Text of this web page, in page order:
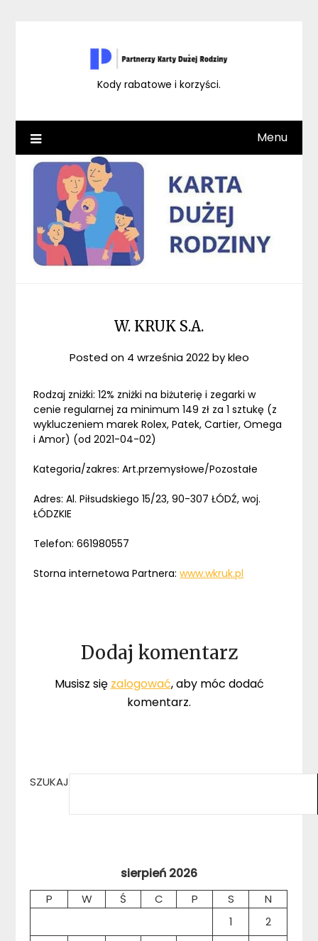
Kody rabatowe i korzyści.
Menu
W. KRUK S.A.
Posted on 4 września 2022bykleo
Rodzaj zniżki: 12% zniżki na biżuterię i zegarki w
cenie regularnej za minimum 149 zł za 1 sztukę (z
wykluczeniem marek Rolex, Patek, Cartier, Omega
i Amor) (od 2021-04-02)
Kategoria/zakres: Art.przemysłowe/Pozostałe
Adres: Al. Piłsudskiego 15/23, 90-307 ŁÓDŹ, woj.
ŁÓDZKIE
Telefon: 661980557
Storna internetowa Partnera:www.wkruk.pl
Dodaj komentarz
Musisz się zalogować, aby móc dodać
komentarz.
SZUKAJ
sierpień 2026
P W Ś C P S
N
1
2